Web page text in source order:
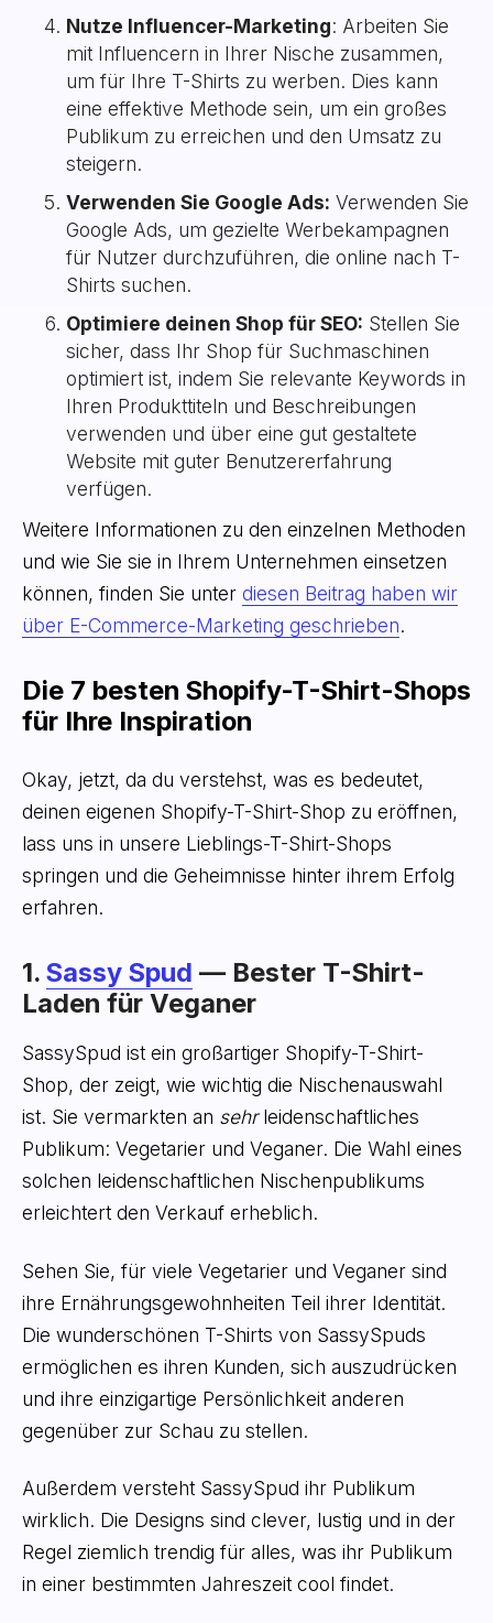
Nutze Influencer-Marketing: Arbeiten Sie
mit Influencern in Ihrer Nische zusammen,
um für Ihre T-Shirts zu werben. Dies kann
eine effektive Methode sein, um ein großes
Publikum zu erreichen und den Umsatz zu
steigern.
Verwenden Sie Google Ads: Verwenden Sie
Google Ads, um gezielte Werbekampagnen
für Nutzer durchzuführen, die online nach T-
Shirts suchen.
Optimiere deinen Shop für SEO: Stellen Sie
sicher, dass Ihr Shop für Suchmaschinen
optimiert ist, indem Sie relevante Keywords in
Ihren Produkttiteln und Beschreibungen
verwenden und über eine gut gestaltete
Website mit guter Benutzererfahrung
verfügen.
Weitere Informationen zu den einzelnen Methoden
und wie Sie sie in Ihrem Unternehmen einsetzen
können, finden Sie unter diesen Beitrag haben wir
über E-Commerce-Marketing geschrieben.
Die 7 besten Shopify-T-Shirt-Shops
für Ihre Inspiration
Okay, jetzt, da du verstehst, was es bedeutet,
deinen eigenen Shopify-T-Shirt-Shop zu eröffnen,
lass uns in unsere Lieblings-T-Shirt-Shops
springen und die Geheimnisse hinter ihrem Erfolg
erfahren.
1. Sassy Spud — Bester T-Shirt-
Laden für Veganer
SassySpud ist ein großartiger Shopify-T-Shirt-
Shop, der zeigt, wie wichtig die Nischenauswahl
ist. Sie vermarkten an sehrleidenschaftliches
Publikum: Vegetarier und Veganer. Die Wahl eines
solchen leidenschaftlichen Nischenpublikums
erleichtert den Verkauf erheblich.
Sehen Sie, für viele Vegetarier und Veganer sind
ihre Ernährungsgewohnheiten Teil ihrer Identität.
Die wunderschönen T-Shirts von SassySpuds
ermöglichen es ihren Kunden, sich auszudrücken
und ihre einzigartige Persönlichkeit anderen
gegenüber zur Schau zu stellen.
Außerdem versteht SassySpud ihr Publikum
wirklich. Die Designs sind clever, lustig und in der
Regel ziemlich trendig für alles, was ihr Publikum
in einer bestimmten Jahreszeit cool findet.